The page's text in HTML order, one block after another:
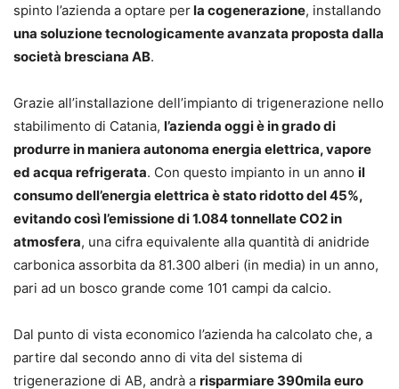
spinto l’azienda a optare perla cogenerazione, installando
una soluzione tecnologicamente avanzata proposta dalla
società bresciana AB.
Grazie all’installazione dell’impianto di trigenerazione nello
stabilimento di Catania, l’azienda oggi è in grado di
produrre in maniera autonoma energia elettrica, vapore
ed acqua refrigerata. Con questo impianto in un anno il
consumo dell’energia elettrica è stato ridotto del 45%,
evitando così l’emissione di 1.084 tonnellate CO2 in
atmosfera, una cifra equivalente alla quantità di anidride
carbonica assorbita da 81.300 alberi (in media) in un anno,
pari ad un bosco grande come 101 campi da calcio.
Dal punto di vista economico l’azienda ha calcolato che, a
partire dal secondo anno di vita del sistema di
trigenerazione di AB, andrà a risparmiare 390mila euro